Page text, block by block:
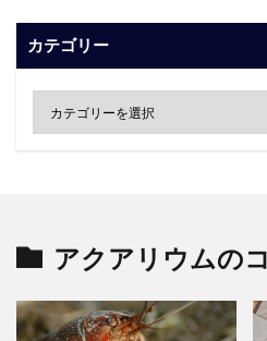
カテゴリー
アクアリウムの